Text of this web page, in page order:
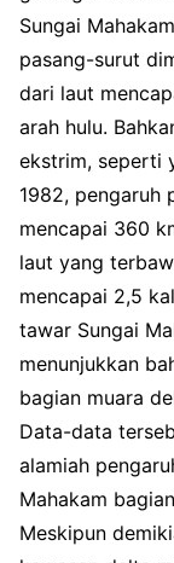
Sungai
pasang-surut
dari laut
arah hulu.
ekstrim, seperti
1982, pengaruh
mencapai 360
laut yang
mencapai 2,5
tawar Sungai
menunjukkan
bagian muara
Data-data
alamiah
Mahakam
Meskipun